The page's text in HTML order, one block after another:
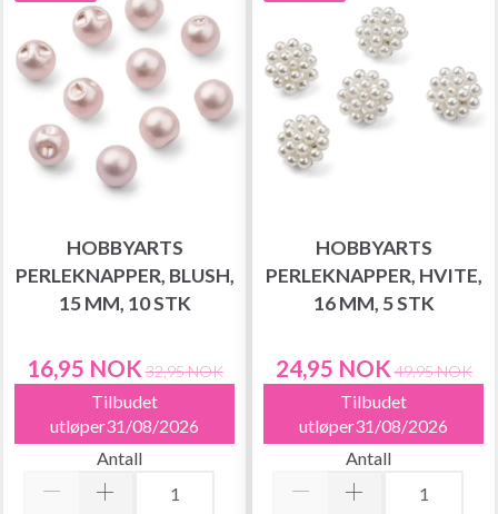
HOBBYARTS
PERLEKNAPPER, BLUSH,
15 MM, 10 STK
16,95 NOK 32,95 NOK
Tilbudet
utløper31/08/2026
Antall
HOBBYARTS
PERLEKNAPPER, HVITE,
16 MM, 5 STK
24,95 NOK 49,95 NOK
Tilbudet
utløper31/08/2026
Antall